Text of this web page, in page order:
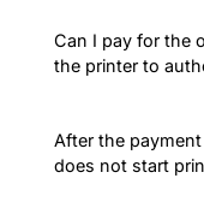
Can I pay for the
the printer to
After the
does not start